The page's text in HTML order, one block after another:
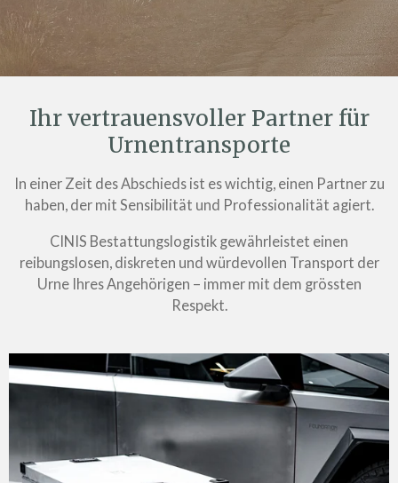
Ihr vertrauensvoller Partner für
Urnentransporte
In einer Zeit des Abschieds ist es wichtig, einen Partner zu
haben, der mit Sensibilität und Professionalität agiert.
CINIS Bestattungslogistik gewährleistet einen
reibungslosen, diskreten und würdevollen Transport der
Urne Ihres Angehörigen – immer mit dem grössten
Respekt.